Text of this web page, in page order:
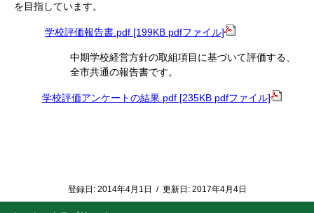
を目指しています。
学校評価報告書.pdf [199KB pdfファイル]
中期学校経営方針の取組項目に基づいて評価する、
全市共通の報告書です。
学校評価アンケートの結果.pdf [235KB pdfファイル]
登録日: 2014年4月1日 / 更新日: 2017年4月4日